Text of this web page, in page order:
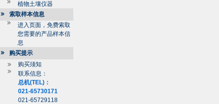
植物土壤仪器
索取样本信息
进入页面，免费索取
您需要的产品样本信
息
购买提示
购买须知
联系信息：
总机(TEL)：
021-65730171
021-65729118